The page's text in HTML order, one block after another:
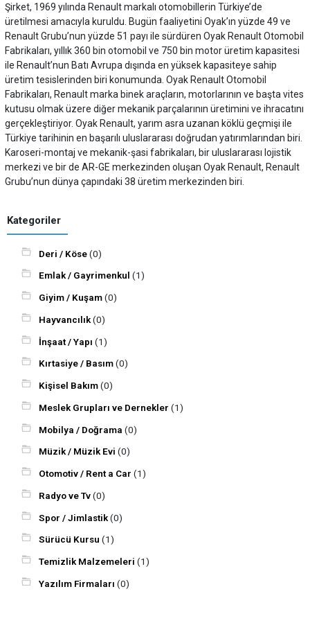
Şirket, 1969 yılında Renault markalı otomobillerin Türkiye’de
üretilmesi amacıyla kuruldu. Bugün faaliyetini Oyak’ın yüzde 49 ve
Renault Grubu’nun yüzde 51 payı ile sürdüren Oyak Renault Otomobil
Fabrikaları, yıllık 360 bin otomobil ve 750 bin motor üretim kapasitesi
ile Renault’nun Batı Avrupa dışında en yüksek kapasiteye sahip
üretim tesislerinden biri konumunda. Oyak Renault Otomobil
Fabrikaları, Renault marka binek araçların, motorlarının ve başta vites
kutusu olmak üzere diğer mekanik parçalarının üretimini ve ihracatını
gerçekleştiriyor. Oyak Renault, yarım asra uzanan köklü geçmişi ile
Türkiye tarihinin en başarılı uluslararası doğrudan yatırımlarından biri.
Karoseri-montaj ve mekanik-şasi fabrikaları, bir uluslararası lojistik
merkezi ve bir de AR-GE merkezinden oluşan Oyak Renault, Renault
Grubu’nun dünya çapındaki 38 üretim merkezinden biri.
Kategoriler
Deri / Köse(0)
Emlak / Gayrimenkul(1)
Giyim / Kuşam(0)
Hayvancılık(0)
İnşaat / Yapı(1)
Kırtasiye / Basım(0)
Kişisel Bakım(0)
Meslek Grupları ve Dernekler(1)
Mobilya / Doğrama(0)
Müzik / Müzik Evi(0)
Otomotiv / Rent a Car(1)
Radyo ve Tv(0)
Spor / Jimlastik(0)
Sürücü Kursu(1)
Temizlik Malzemeleri(1)
Yazılım Firmaları(0)